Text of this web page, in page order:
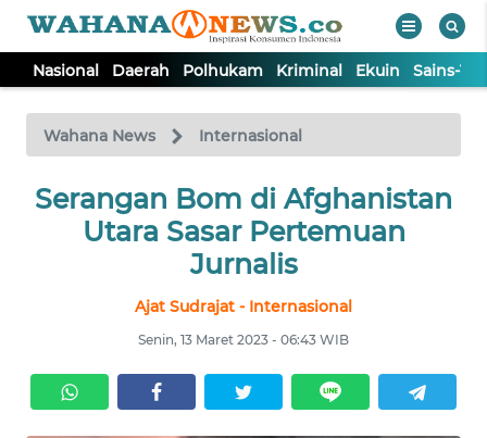
Nasional Daerah Polhukam Kriminal Ekuin Sains-
Wahana News Internasional
Serangan Bom di Afghanistan
Utara Sasar Pertemuan
Jurnalis
Ajat Sudrajat - Internasional
Senin, 13 Maret 2023 - 06:43 WIB
TV
Tutup
NASIONAL
KRIMINAL